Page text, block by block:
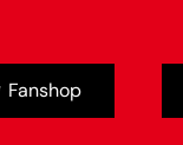
Fanshop